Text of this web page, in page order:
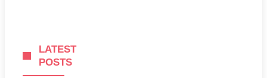
LATEST
POSTS